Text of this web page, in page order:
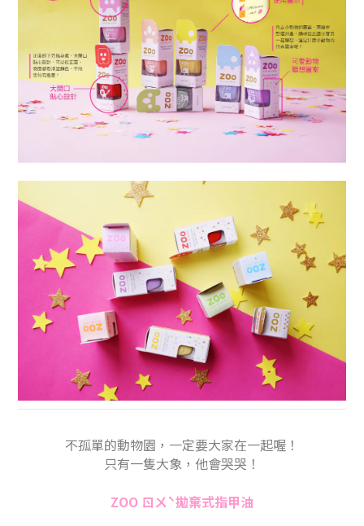
不孤單的動物園，一定要大家在一起喔！
只有一隻大象，他會哭哭！
ZOO ㄖㄨˋ拋棄式指甲油